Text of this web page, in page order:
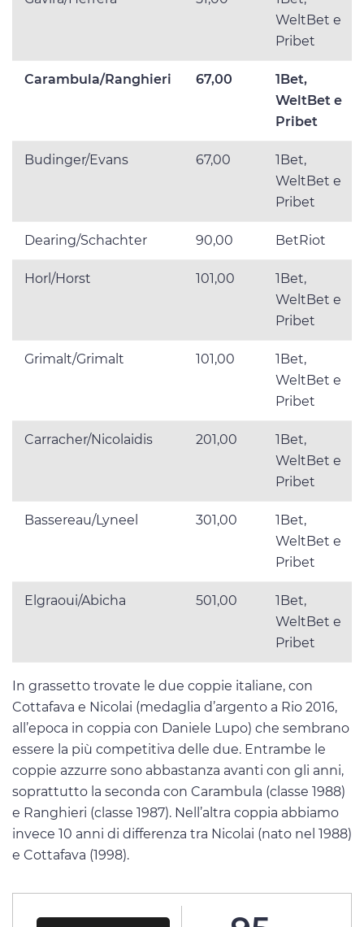
WeltBet e
Pribet
Carambula/Ranghieri 67,00
1Bet,
WeltBet e
Pribet
Budinger/Evans 67,00
1Bet,
WeltBet e
Pribet
Dearing/Schachter 90,00 BetRiot
Horl/Horst 101,00
1Bet,
WeltBet e
Pribet
Grimalt/Grimalt 101,00
1Bet,
WeltBet e
Pribet
Carracher/Nicolaidis 201,00
1Bet,
WeltBet e
Pribet
Bassereau/Lyneel 301,00
1Bet,
WeltBet e
Pribet
Elgraoui/Abicha 501,00
1Bet,
WeltBet e
Pribet
In grassetto trovate le due coppie italiane, con
Cottafava e Nicolai (medaglia d’argento a Rio 2016,
all’epoca in coppia con Daniele Lupo) che sembrano
essere la più competitiva delle due. Entrambe le
coppie azzurre sono abbastanza avanti con gli anni,
soprattutto la seconda con Carambula (classe 1988)
e Ranghieri (classe 1987). Nell’altra coppia abbiamo
invece 10 anni di differenza tra Nicolai (nato nel 1988)
e Cottafava (1998).